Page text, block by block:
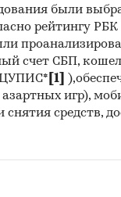
В
223-ФЗ
или
работы
были
рейтингу
счет СБП,
[1]
азартных игр),
средств,